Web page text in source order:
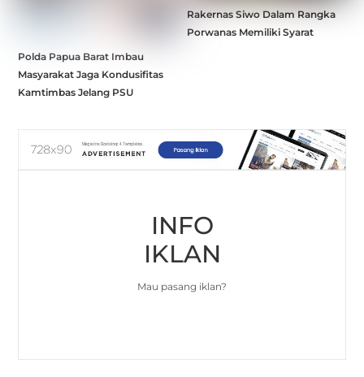
Polda Papua Barat Imbau
Masyarakat Jaga Kondusifitas
Kamtimbas Jelang PSU
Rakernas Siwo Dalam Rangka
Porwanas Memiliki Syarat
INFO
IKLAN
Mau pasang iklan?